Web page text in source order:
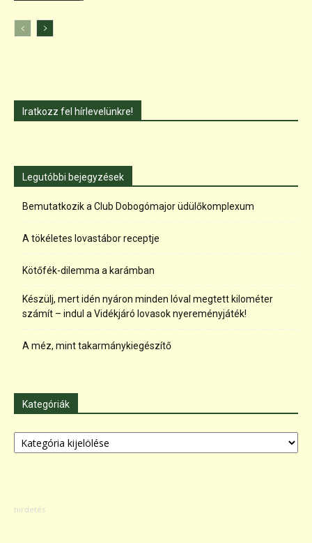
Iratkozz fel hírlevelünkre!
Legutóbbi bejegyzések
Bemutatkozik a Club Dobogómajor üdülőkomplexum
A tökéletes lovastábor receptje
Kötőfék-dilemma a karámban
Készülj, mert idén nyáron minden lóval megtett kilométer
számít – indul a Vidékjáró lovasok nyereményjáték!
A méz, mint takarmánykiegészítő
Kategóriák
Kategóriák